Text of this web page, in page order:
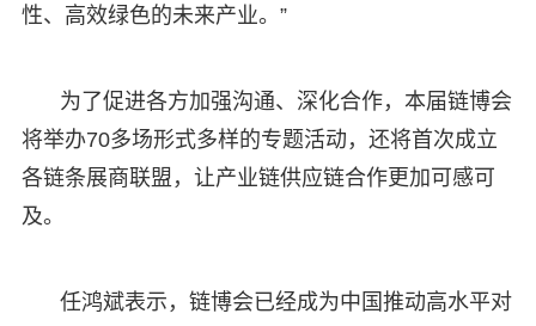
性、高效绿色的未来产业。”
为了促进各方加强沟通、深化合作，本届链博会
将举办70多场形式多样的专题活动，还将首次成立
各链条展商联盟，让产业链供应链合作更加可感可
及。
任鸿斌表示，链博会已经成为中国推动高水平对